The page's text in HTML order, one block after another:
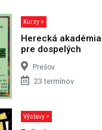
Kurzy >
Herecká akadémia
pre dospelých
Prešov
23 termínov
Výstavy >